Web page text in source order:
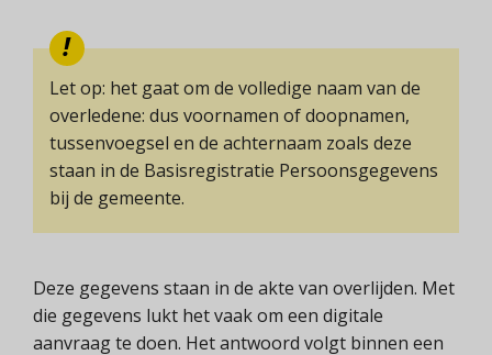
Let op: het gaat om de volledige naam van de
overledene: dus voornamen of doopnamen,
tussenvoegsel en de achternaam zoals deze
staan in de Basisregistratie Persoonsgegevens
bij de gemeente.
Deze gegevens staan in de akte van overlijden. Met
die gegevens lukt het vaak om een digitale
aanvraag te doen. Het antwoord volgt binnen een